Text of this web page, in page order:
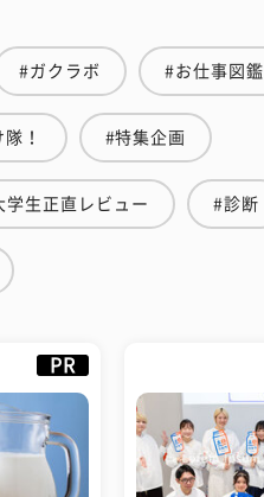
#ガクラボ #お仕事図鑑
！ #特集企画
学生正直レビュー #診断
PR